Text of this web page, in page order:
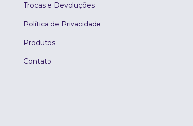
Trocas e Devoluções
Política de Privacidade
Produtos
Contato